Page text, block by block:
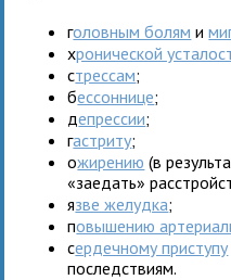
головным болям и
хронической
стрессам;
бессоннице;
депрессии;
гастриту;
ожирению (в
«заедать»
язве желудка;
повышению
сердечному приступу
последствиям.